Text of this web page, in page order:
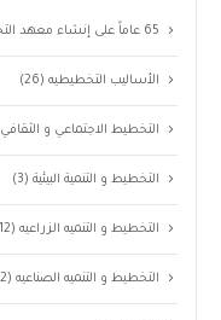
65 عاماً على إنشاء معهد التخطيط القومى
الأساليب التخطيطيه(26)
التخطيط الاجتماعي و الثقافي
التخطيط و التنمية البيئية(3)
التخطيط و التنميه الزراعيه(12)
التخطيط و التنميه الصناعيه(12)